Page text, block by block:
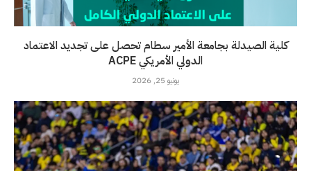
كلية الصيدلة بجامعة الأمير سطام تحصل على تجديد الاعتماد
الدولي الأمريكي ACPE
يونيو 25, 2026